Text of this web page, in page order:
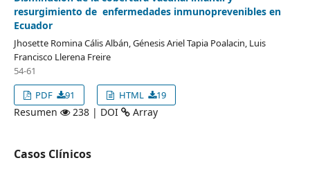
resurgimiento de enfermedades inmunoprevenibles en
Ecuador
Jhosette Romina Cális Albán, Génesis Ariel Tapia Poalacin, Luis
Francisco Llerena Freire
54-61
PDF
91 HTML 19
Resumen 238 | DOI Array
Casos Clínicos